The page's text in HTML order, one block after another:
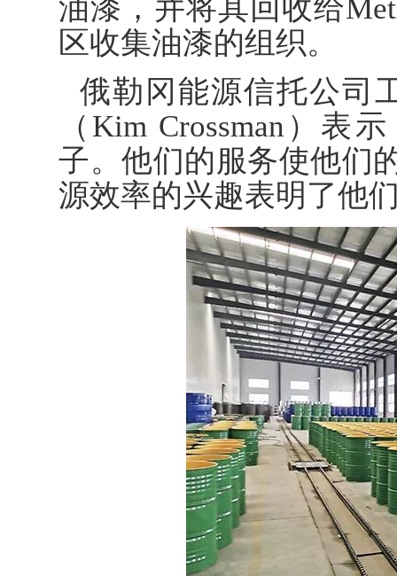
油漆，并将其回收给
区收集油漆的组织。
俄勒冈能源信托公司
（Kim Crossman）表
子。他们的服务使他们
源效率的兴趣表明了他